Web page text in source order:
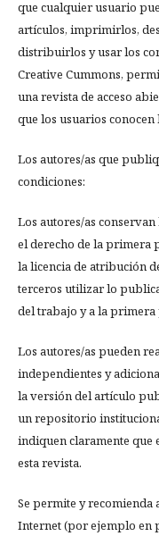
que cualquier usuario
artículos, imprimirlos,
distribuirlos y usar los
Creative Cummons,
una revista de acceso
que los usuarios
Los autores/as que
condiciones:
Los autores/as
el derecho de la primera
la licencia de atribución
terceros utilizar lo
del trabajo y a la primera
Los autores/as pueden
independientes y
la versión del artículo
un repositorio
indiquen claramente
esta revista.
Se permite y recomienda
Internet (por ejemplo en